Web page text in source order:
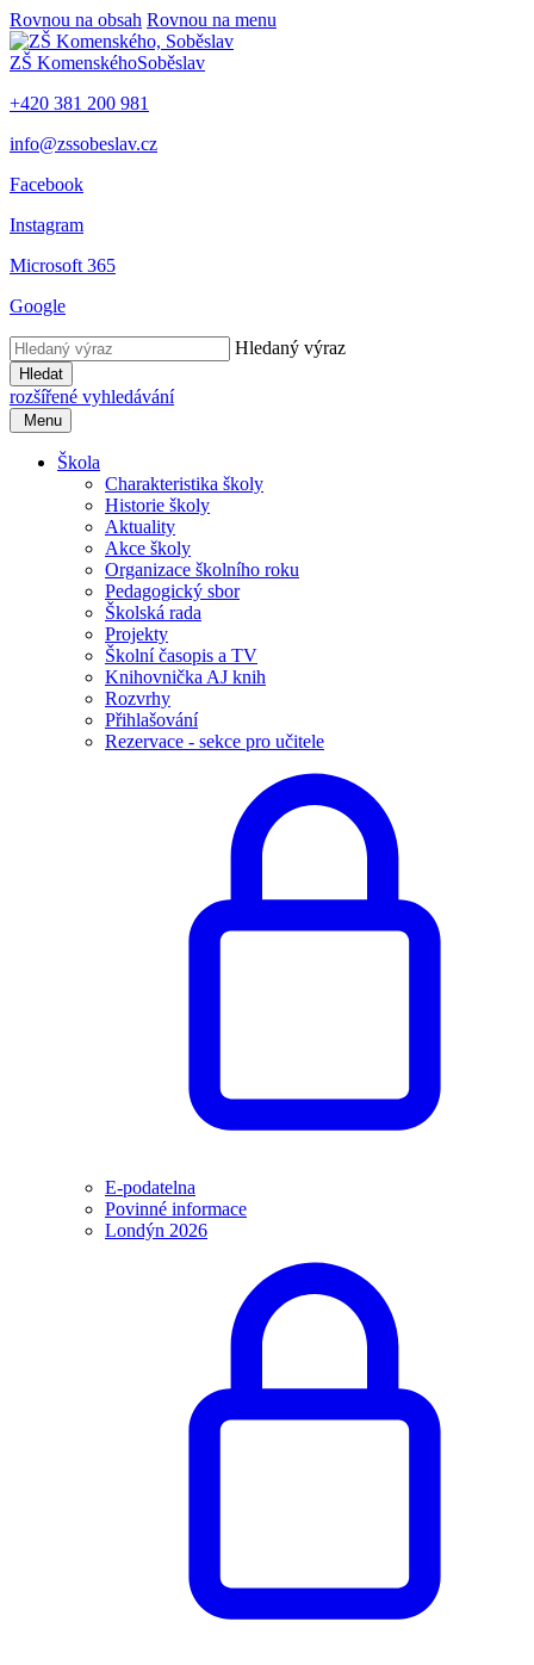
Rovnou na obsah Rovnou na menu
ZŠ KomenskéhoSoběslav
+420 381 200 981
info@zssobeslav.cz
Facebook
Instagram
Microsoft 365
Google
Hledaný výraz
Hledat
rozšířené vyhledávání
Menu
Škola
Charakteristika školy
Historie školy
Aktuality
Akce školy
Organizace školního roku
Pedagogický sbor
Školská rada
Projekty
Školní časopis a TV
Knihovnička AJ knih
Rozvrhy
Přihlašování
Rezervace - sekce pro učitele
E-podatelna
Povinné informace
Londýn 2026